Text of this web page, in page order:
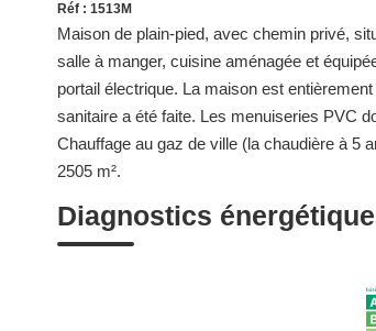
Réf : 1513M
Maison de plain-pied, avec chemin privé,
salle à manger, cuisine aménagée et
portail électrique. La maison est
sanitaire a été faite. Les menuiseries PVC
Chauffage au gaz de ville (la chaudière à 5
2505 m².
Diagnostics